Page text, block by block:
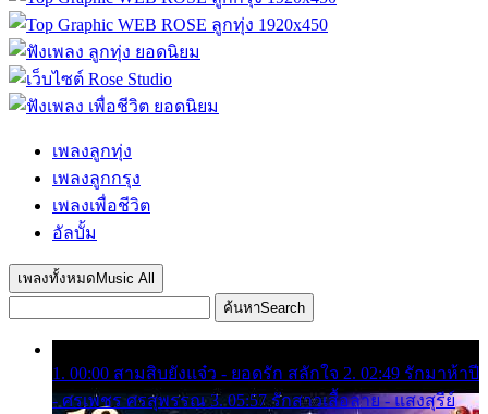
เพลงลูกทุ่ง
เพลงลูกกรุง
เพลงเพื่อชีวิต
อัลบั้ม
เพลงทั้งหมด Music All
ค้นหาSearch
1. 00:00 สามสิบยังแจ๋ว - ยอดรัก สลักใจ 2. 02:49 รักมาห้าปี
- ศรเพชร ศรสุพรรณ 3. 05:57 รักสาวเสื้อลาย - แสงสุรีย์